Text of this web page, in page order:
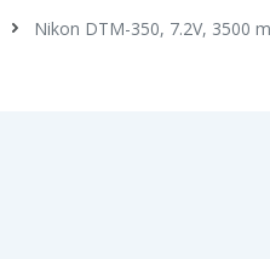
Nikon DTM-350, 7.2V, 3500